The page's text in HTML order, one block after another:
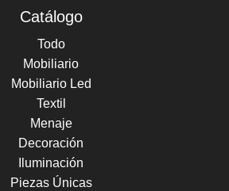
Catálogo
Todo
Mobiliario
Mobiliario Led
Textil
Menaje
Decoración
Iluminación
Piezas Únicas